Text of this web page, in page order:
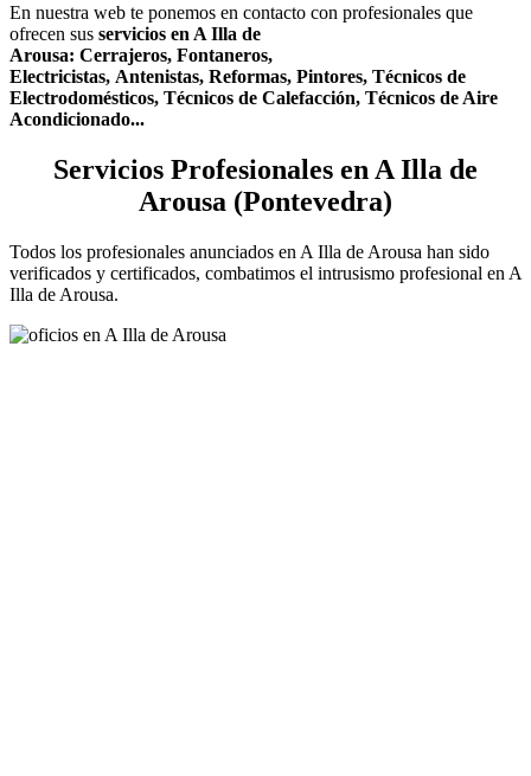
En nuestra web te ponemos en contacto con profesionales que
ofrecen sus servicios en A Illa de
Arousa: Cerrajeros, Fontaneros,
Electricistas, Antenistas, Reformas, Pintores, Técnicos de
Electrodomésticos, Técnicos de Calefacción, Técnicos de Aire
Acondicionado...
Servicios Profesionales en A Illa de
Arousa (Pontevedra)
Todos los profesionales anunciados en A Illa de Arousa han sido
verificados y certificados, combatimos el intrusismo profesional en A
Illa de Arousa.